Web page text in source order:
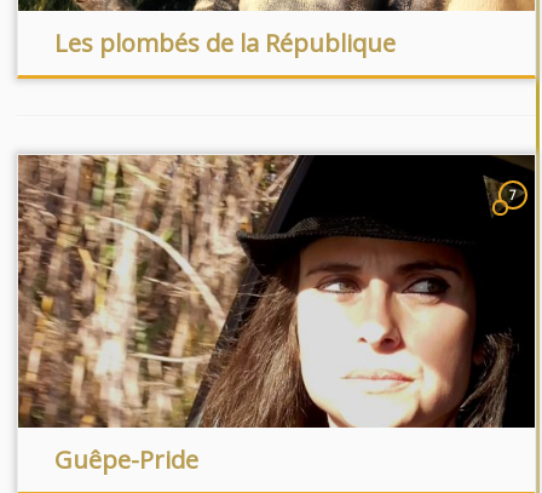
Les plombés de la République
7
Guêpe-Pride